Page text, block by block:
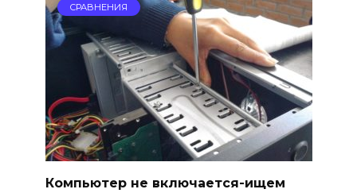
СРАВНЕНИЯ
Компьютер не включается-ищем